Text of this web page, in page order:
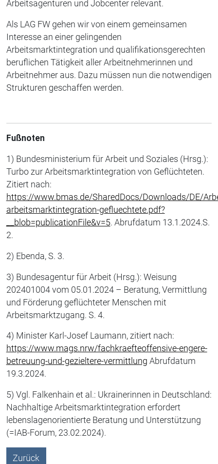
Arbeitsagenturen und Jobcenter relevant.
Als LAG FW gehen wir von einem gemeinsamen
Interesse an einer gelingenden
Arbeitsmarktintegration und qualifikationsgerechten
beruflichen Tätigkeit aller Arbeitnehmerinnen und
Arbeitnehmer aus. Dazu müssen nun die notwendigen
Strukturen geschaffen werden.
Fußnoten
1) Bundesministerium für Arbeit und Soziales (Hrsg.):
Turbo zur Arbeitsmarktintegration von Geflüchteten.
Zitiert nach:
https://www.bmas.de/SharedDocs/Downloads/DE/
arbeitsmarktintegration-gefluechtete.pdf?
__blob=publicationFile&v=5. Abrufdatum 13.1.2024.S.
2.
2) Ebenda, S. 3.
3) Bundesagentur für Arbeit (Hrsg.): Weisung
202401004 vom 05.01.2024 – Beratung, Vermittlung
und Förderung geflüchteter Menschen mit
Arbeitsmarktzugang. S. 4.
4) Minister Karl-Josef Laumann, zitiert nach:
https://www.mags.nrw/fachkraefteoffensive-engere-
betreuung-und-gezieltere-vermittlung Abrufdatum
19.3.2024.
5) Vgl. Falkenhain et al.: Ukrainerinnen in Deutschland:
Nachhaltige Arbeitsmarktintegration erfordert
lebenslagenorientierte Beratung und Unterstützung
(=IAB-Forum, 23.02.2024).
Zurück